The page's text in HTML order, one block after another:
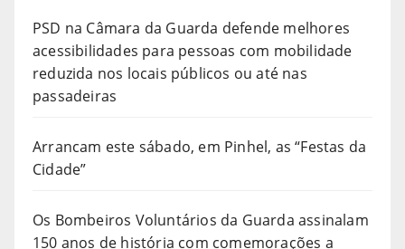
PSD na Câmara da Guarda defende melhores
acessibilidades para pessoas com mobilidade
reduzida nos locais públicos ou até nas
passadeiras
Arrancam este sábado, em Pinhel, as “Festas da
Cidade”
Os Bombeiros Voluntários da Guarda assinalam
150 anos de história com comemorações a